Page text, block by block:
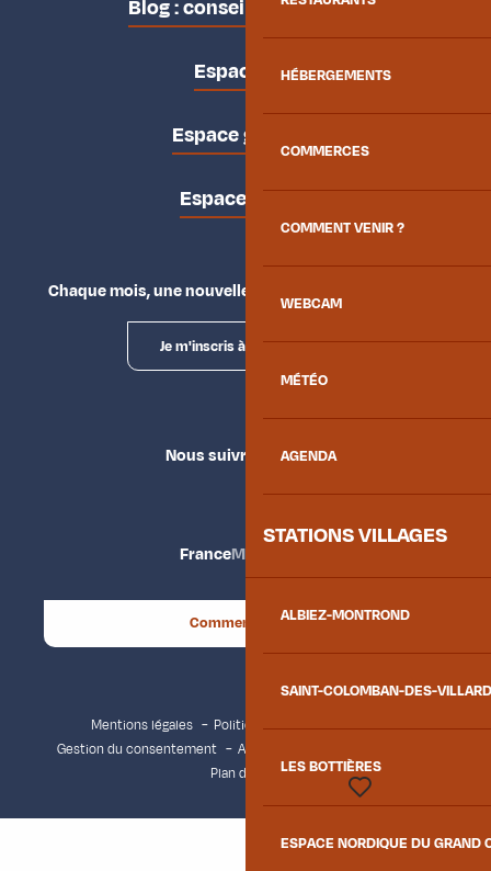
HÉBERGEMENTS
COMMERCES
COMMENT VENIR ?
WEBCAM
MÉTÉO
AGENDA
STATIONS VILLAGES
ALBIEZ-MONTROND
SAINT-COLOMBAN-DES-
LES BOTTIÈRES
ESPACE NORDIQUE DU GRAND
Blog : conseils des locaux
Espace pro
Espace groupes
Espace presse
Chaque mois, une nouvelle façon d'explorer la vallée.
Je m'inscris à la newsletter
Nous suivre
FranceMaurienne
Comment venir ?
Mentions légales
Politique de confidentialité
Gestion du consentement
Accessibilité : non conforme
Plan du site